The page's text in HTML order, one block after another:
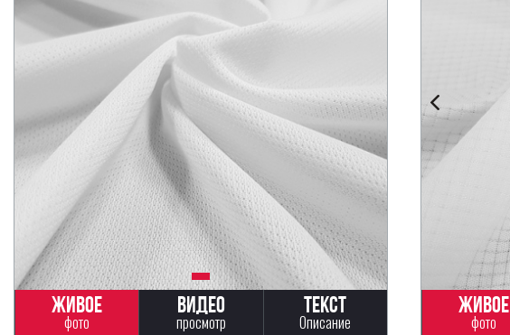
Живое
фото
Видео
просмотр
Текст
Описание
Живое
фото